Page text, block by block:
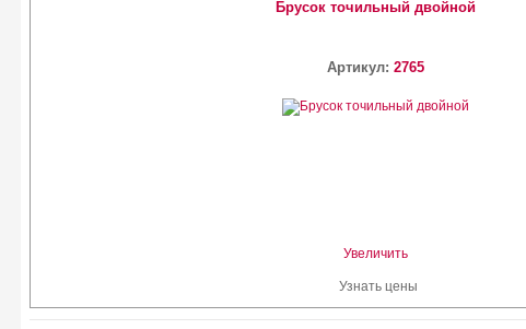
Брусок точильный двойной
Артикул: 2765
Увеличить
Узнать цены